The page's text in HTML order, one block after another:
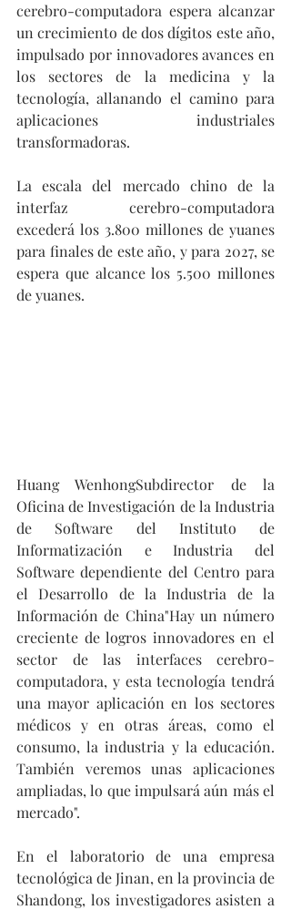
cerebro-computadora espera alcanzar
un crecimiento de dos dígitos este año,
impulsado por innovadores avances en
los sectores de la medicina y la
tecnología, allanando el camino para
aplicaciones industriales
transformadoras.
La escala del mercado chino de la
interfaz cerebro-computadora
excederá los 3.800 millones de yuanes
para finales de este año, y para 2027, se
espera que alcance los 5.500 millones
de yuanes.
Huang WenhongSubdirector de la
Oficina de Investigación de la Industria
de Software del Instituto de
Informatización e Industria del
Software dependiente del Centro para
el Desarrollo de la Industria de la
Información de China"Hay un número
creciente de logros innovadores en el
sector de las interfaces cerebro-
computadora, y esta tecnología tendrá
una mayor aplicación en los sectores
médicos y en otras áreas, como el
consumo, la industria y la educación.
También veremos unas aplicaciones
ampliadas, lo que impulsará aún más el
mercado".
En el laboratorio de una empresa
tecnológica de Jinan, en la provincia de
Shandong, los investigadores asisten a